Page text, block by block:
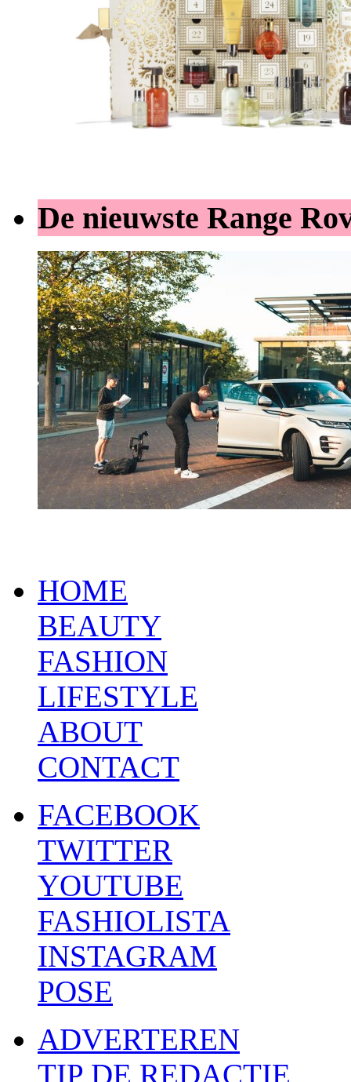
De nieuwste Range
HOME
BEAUTY
FASHION
LIFESTYLE
ABOUT
CONTACT
FACEBOOK
TWITTER
YOUTUBE
FASHIOLISTA
INSTAGRAM
POSE
ADVERTEREN
TIP DE REDACTIE